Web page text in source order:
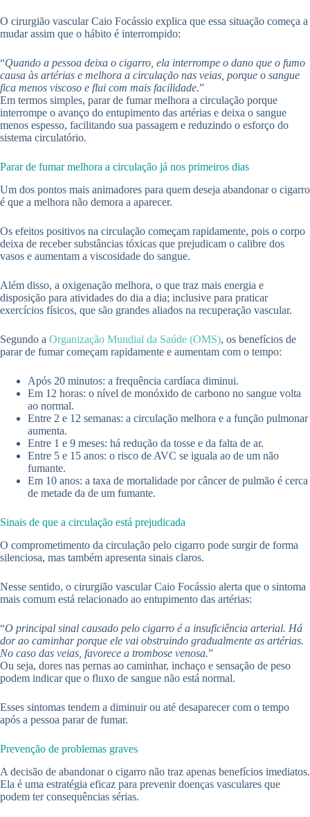
O cirurgião vascular Caio Focássio explica que essa situação começa a
mudar assim que o hábito é interrompido:
“Quando a pessoa deixa o cigarro, ela interrompe o dano que o fumo
causa às artérias e melhora a circulação nas veias, porque o sangue
fica menos viscoso e flui com mais facilidade.”
Em termos simples, parar de fumar melhora a circulação porque
interrompe o avanço do entupimento das artérias e deixa o sangue
menos espesso, facilitando sua passagem e reduzindo o esforço do
sistema circulatório.
Parar de fumar melhora a circulação já nos primeiros dias
Um dos pontos mais animadores para quem deseja abandonar o cigarro
é que a melhora não demora a aparecer.
Os efeitos positivos na circulação começam rapidamente, pois o corpo
deixa de receber substâncias tóxicas que prejudicam o calibre dos
vasos e aumentam a viscosidade do sangue.
Além disso, a oxigenação melhora, o que traz mais energia e
disposição para atividades do dia a dia; inclusive para praticar
exercícios físicos, que são grandes aliados na recuperação vascular.
Segundo a Organização Mundial da Saúde (OMS), os benefícios de
parar de fumar começam rapidamente e aumentam com o tempo:
Após 20 minutos: a frequência cardíaca diminui.
Em 12 horas: o nível de monóxido de carbono no sangue volta
ao normal.
Entre 2 e 12 semanas: a circulação melhora e a função pulmonar
aumenta.
Entre 1 e 9 meses: há redução da tosse e da falta de ar.
Entre 5 e 15 anos: o risco de AVC se iguala ao de um não
fumante.
Em 10 anos: a taxa de mortalidade por câncer de pulmão é cerca
de metade da de um fumante.
Sinais de que a circulação está prejudicada
O comprometimento da circulação pelo cigarro pode surgir de forma
silenciosa, mas também apresenta sinais claros.
Nesse sentido, o cirurgião vascular Caio Focássio alerta que o sintoma
mais comum está relacionado ao entupimento das artérias:
“O principal sinal causado pelo cigarro é a insuficiência arterial. Há
dor ao caminhar porque ele vai obstruindo gradualmente as artérias.
No caso das veias, favorece a trombose venosa.”
Ou seja, dores nas pernas ao caminhar, inchaço e sensação de peso
podem indicar que o fluxo de sangue não está normal.
Esses sintomas tendem a diminuir ou até desaparecer com o tempo
após a pessoa parar de fumar.
Prevenção de problemas graves
A decisão de abandonar o cigarro não traz apenas benefícios imediatos.
Ela é uma estratégia eficaz para prevenir doenças vasculares que
podem ter consequências sérias.